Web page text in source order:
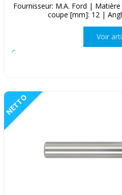
Fournisseur: M.A. Ford |
coupe [mm]: 12 |
Voir
NETTO